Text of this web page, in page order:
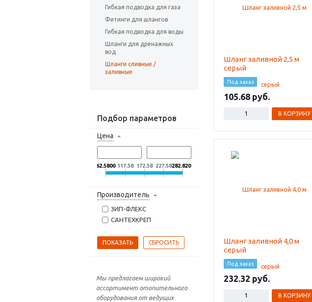
Гибкая подводка для газа
Фитинги для шлангов
Гибкая подводка для воды
Шланги для дренажных
вод
Шланги сливные /
заливные
Подбор параметров
Цена
62.5800 117.58 172.58 227.58282.8200
Производитель
ЗИП-ФЛЕКС
САНТЕХКРЕП
Мы предлагаем широкий
ассортимент отопительного
оборудования от ведущих
Шланг заливной 2,5 м
серый
Под заказ
105.68
В КОРЗИНУ
Шланг заливной 4,0 м
серый
Под заказ
232.32
В КОРЗИНУ